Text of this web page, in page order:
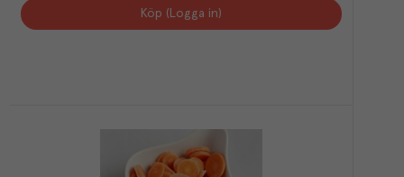
Köp (Logga in)